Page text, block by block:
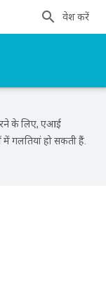
प्रवेश करें
के लिए, एआई
गलतियां हो सकती हैं.